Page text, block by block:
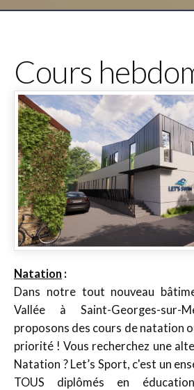
Cours
Natation :
Dans notre tout nouveau
Vallée à Saint-Georges-sur-
proposons des cours de natation
priorité ! Vous recherchez une
Natation ? Let’s Sport, c'est un
TOUS diplômés en